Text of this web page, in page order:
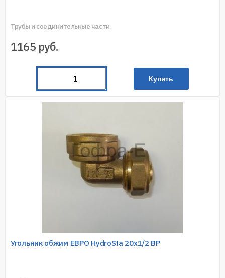
Трубы и соединительные части
1165 руб.
Купить
Угольник обжим ЕВРО HydroSta 20х1/2 ВР